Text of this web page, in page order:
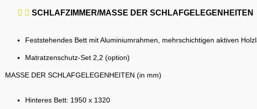
SCHLAFZIMMER/MASSE DER SCHLAFGELEGENHEITEN
Feststehendes Bett mit Aluminiumrahmen, mehrschichtigen aktiven
Matratzenschutz-Set 2,2 (option)
MASSE DER SCHLAFGELEGENHEITEN (in mm)
Hinteres Bett: 1950 x 1320